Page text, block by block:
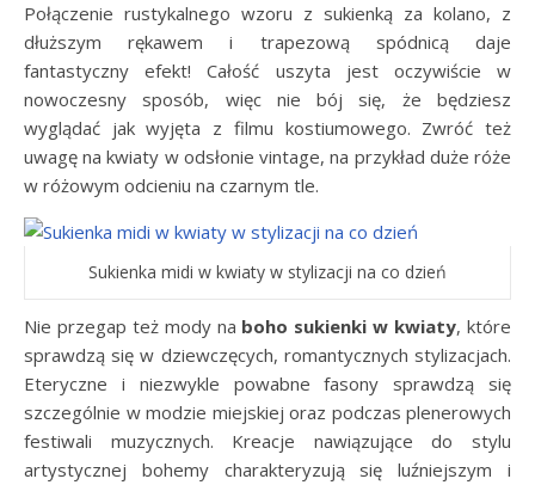
Połączenie rustykalnego wzoru z sukienką za kolano, z
dłuższym rękawem i trapezową spódnicą daje
fantastyczny efekt! Całość uszyta jest oczywiście w
nowoczesny sposób, więc nie bój się, że będziesz
wyglądać jak wyjęta z filmu kostiumowego. Zwróć też
uwagę na kwiaty w odsłonie vintage, na przykład duże róże
w różowym odcieniu na czarnym tle.
Sukienka midi w kwiaty w stylizacji na co dzień
Nie przegap też mody na boho sukienki w kwiaty, które
sprawdzą się w dziewczęcych, romantycznych stylizacjach.
Eteryczne i niezwykle powabne fasony sprawdzą się
szczególnie w modzie miejskiej oraz podczas plenerowych
festiwali muzycznych. Kreacje nawiązujące do stylu
artystycznej bohemy charakteryzują się luźniejszym i